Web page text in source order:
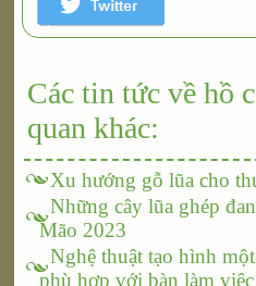
Các tin tức về hồ
quan khác:
Xu hướng gỗ lũa cho
Những cây lũa ghép
Mão 2023
Nghệ thuật tạo hình
phù hợp với bàn làm việc